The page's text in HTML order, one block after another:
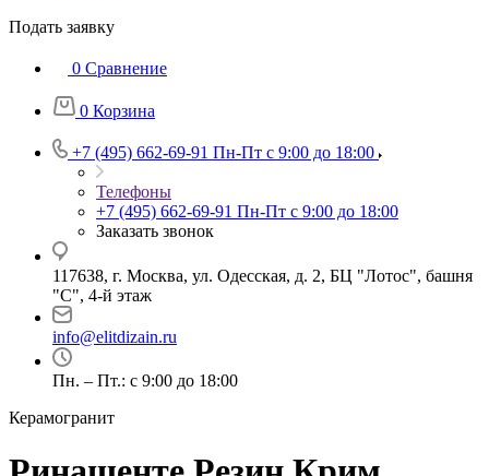
Подать заявку
0 Сравнение
0 Корзина
+7 (495) 662-69-91 Пн-Пт c 9:00 до 18:00
Телефоны
+7 (495) 662-69-91 Пн-Пт c 9:00 до 18:00
Заказать звонок
117638, г. Москва, ул. Одесская, д. 2, БЦ "Лотос", башня
"С", 4-й этаж
info@elitdizain.ru
Пн. – Пт.: с 9:00 до 18:00
Керамогранит